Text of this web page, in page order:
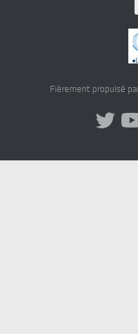
Fièrement propulsé